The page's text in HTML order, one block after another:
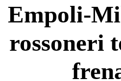
Empoli-
rossoneri